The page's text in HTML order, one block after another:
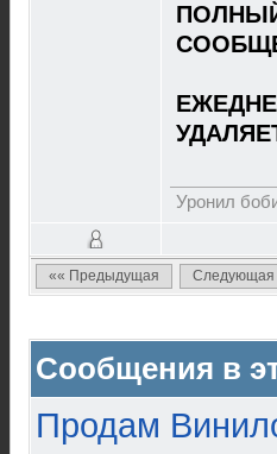
Уронил
«« Предыдущая Следующая
Сообщения в
Продам